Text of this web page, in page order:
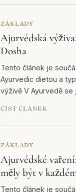
ZÁKLADY
Ajurvédská
Dosha
Tento článek je
Ayurvedic dietou a
výživě V Ayurvedě
ČÍST ČLÁNEK
ZÁKLADY
Ajurvédské
měly být v
Tento článek je